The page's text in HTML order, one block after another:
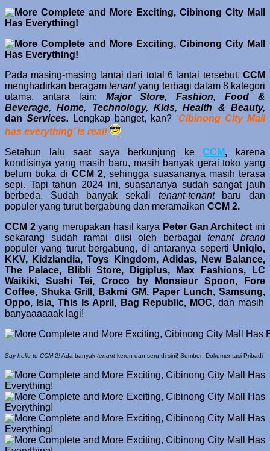
Pada masing-masing lantai dari total 6 lantai tersebut, CCM
menghadirkan beragamtenantyang terbagi dalam 8 kategori
utama, antara lain: Major Store, Fashion, Food &
Beverage, Home, Technology, Kids, Health & Beauty,
dan Services. Lengkap banget, kan? ‘Cibinong City Mall
has everything’ is real!
Setahun lalu saat saya berkunjung keCCM, karena
kondisinya yang masih baru, masih banyak gerai toko yang
belum buka di CCM 2, sehingga suasananya masih terasa
sepi. Tapi tahun 2024 ini, suasananya sudah sangat jauh
berbeda. Sudah banyak sekali tenant-tenantbaru dan
populer yang turut bergabung dan meramaikan CCM 2.
CCM 2yang merupakan hasil karya Peter Gan Architect ini
sekarang sudah ramai diisi oleh berbagaitenant brand
populer yang turut bergabung, di antaranya seperti Uniqlo,
KKV, Kidzlandia, Toys Kingdom, Adidas, New Balance,
The Palace, Blibli Store, Digiplus, Max Fashions, LC
Waikiki, Sushi Tei, Croco by Monsieur Spoon, Fore
Coffee, Shuka Grill, Bakmi GM, Paper Lunch, Samsung,
Oppo, Isla, This Is April, Bag Republic, MOC,dan masih
banyaaaaaak lagi!
Say hello to CCM 2!Ada banyak tenant keren dan seru di sini! Sumber: Dokumentasi Pribadi